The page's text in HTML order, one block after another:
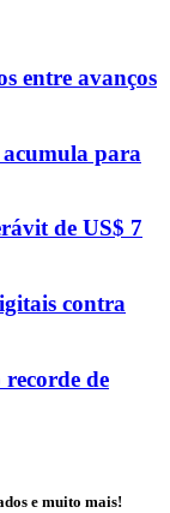
entre avanços
para
de US$ 7
contra
de
e muito mais!